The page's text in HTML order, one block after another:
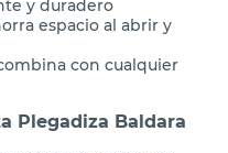
y duradero
espacio al abrir y
con cualquier
Plegadiza Baldara